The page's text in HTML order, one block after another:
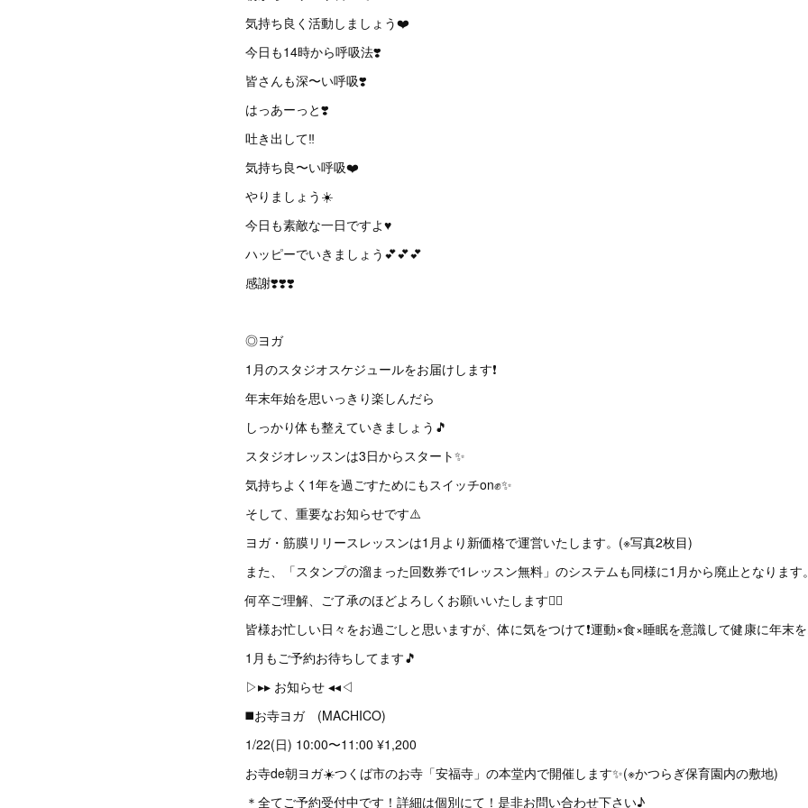
気持ち良く活動しましょう❤️
今日も14時から呼吸法❣️
皆さんも深〜い呼吸❣️
はっあーっと❣️
吐き出して‼️
気持ち良〜い呼吸❤️
やりましょう☀️
今日も素敵な一日ですよ♥️
ハッピーでいきましょう💕💕💕
感謝❣️❣️❣️
◎ヨガ
1月のスタジオスケジュールをお届けします❗️
年末年始を思いっきり楽しんだら
しっかり体も整えていきましょう🎵
スタジオレッスンは3日からスタート✨
気持ちよく1年を過ごすためにもスイッチon✊️✨
そして、重要なお知らせです⚠️
ヨガ・筋膜リリースレッスンは1月より新価格で運営いたします。(※写真2枚目)
また、「スタンプの溜まった回数券で1レッスン無料」のシステムも同様に1月から廃止となります。
何卒ご理解、ご了承のほどよろしくお願いいたします🙇‍♀️
皆様お忙しい日々をお過ごしと思いますが、体に気をつけて❗️運動×食×睡眠を意識して健康に年末
1月もご予約お待ちしてます🎵
▷▸▸ お知らせ ◂◂◁
◼️お寺ヨガ (MACHICO)
1/22(日) 10:00〜11:00 ¥1,200
お寺de朝ヨガ☀️つくば市のお寺「安福寺」の本堂内で開催します✨(※かつらぎ保育園内の敷地)
＊全てご予約受付中です！詳細は個別にて！是非お問い合わせ下さい♪